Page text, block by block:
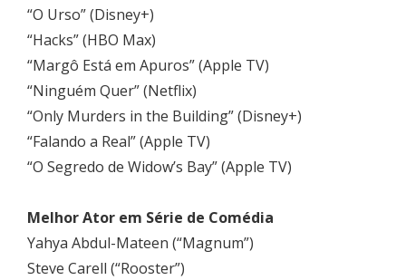
“O Urso” (Disney+)
“Hacks” (HBO Max)
“Margô Está em Apuros” (Apple TV)
“Ninguém Quer” (Netflix)
“Only Murders in the Building” (Disney+)
“Falando a Real” (Apple TV)
“O Segredo de Widow’s Bay” (Apple TV)
Melhor Ator em Série de Comédia
Yahya Abdul-Mateen (“Magnum”)
Steve Carell (“Rooster”)